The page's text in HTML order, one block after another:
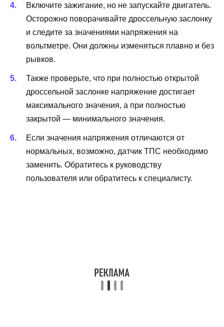
Включите зажигание, но не запускайте двигатель.
Осторожно поворачивайте дроссельную заслонку
и следите за значениями напряжения на
вольтметре. Они должны изменяться плавно и без
рывков.
Также проверьте, что при полностью открытой
дроссельной заслонке напряжение достигает
максимального значения, а при полностью
закрытой — минимального значения.
Если значения напряжения отличаются от
нормальных, возможно, датчик ТПС необходимо
заменить. Обратитесь к руководству
пользователя или обратитесь к специалисту.